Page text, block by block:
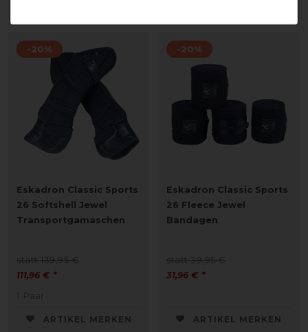
-20%
Eskadron Classic Sports
26 Softshell Jewel
Transportgamaschen
statt 139,95 €
111,96 € *
1 Paar
ARTIKEL MERKEN
-20%
Eskadron Classic Sports
26 Fleece Jewel
Bandagen
statt 39,95 €
31,96 € *
ARTIKEL MERKEN